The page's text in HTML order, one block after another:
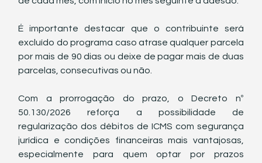
É importante destacar que o contribuinte será
excluído do programa caso atrase qualquer parcela
por mais de 90 dias ou deixe de pagar mais de duas
parcelas, consecutivas ou não.
Com a prorrogação do prazo, o Decreto nº
50.130/2026 reforça a possibilidade de
regularização dos débitos de ICMS com segurança
jurídica e condições financeiras mais vantajosas,
especialmente para quem optar por prazos